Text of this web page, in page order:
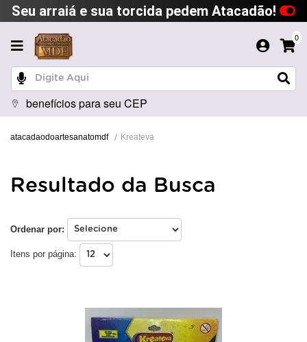
Seu arraiá e sua torcida pedem Atacadão!
0
benefícios para seu CEP
atacadaodoartesanatomdf Kreateva
Resultado da Busca
Ordenar por:
Itens por página: